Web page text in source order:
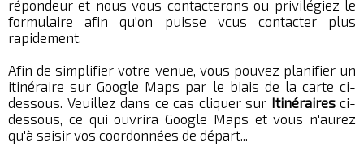
répondeur et nous vous contacterons ou privilégiez le
formulaire afin qu'on puisse vcus contacter plus
rapidement.
Afin de simplifier votre venue, vous pouvez planifier un
itinéraire sur Google Maps par le biais de la carte ci-
dessous. Veuillez dans ce cas cliquer sur Itinérairesci-
dessous, ce qui ouvrira Google Maps et vous n'aurez
qu'à saisir vos coordonnées de départ...